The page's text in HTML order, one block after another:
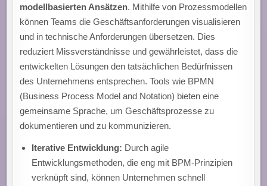
modellbasierten Ansätzen. Mithilfe von Prozessmodellen
können Teams die Geschäftsanforderungen visualisieren
und in technische Anforderungen übersetzen. Dies
reduziert Missverständnisse und gewährleistet, dass die
entwickelten Lösungen den tatsächlichen Bedürfnissen
des Unternehmens entsprechen. Tools wie BPMN
(Business Process Model and Notation) bieten eine
gemeinsame Sprache, um Geschäftsprozesse zu
dokumentieren und zu kommunizieren.
Iterative Entwicklung: Durch agile
Entwicklungsmethoden, die eng mit BPM-Prinzipien
verknüpft sind, können Unternehmen schnell